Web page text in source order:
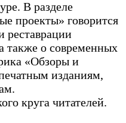
В разделе
проекты» говорится
реставрации
также о современных
«Обзоры и
изданиям,
круга читателей.